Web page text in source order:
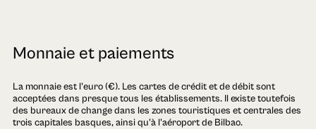
Monnaie et paiements
La monnaie est l'euro (€). Les cartes de crédit et de débit sont
acceptées dans presque tous les établissements. Il existe toutefois
des bureaux de change dans les zones touristiques et centrales des
trois capitales basques, ainsi qu'à l'aéroport de Bilbao.